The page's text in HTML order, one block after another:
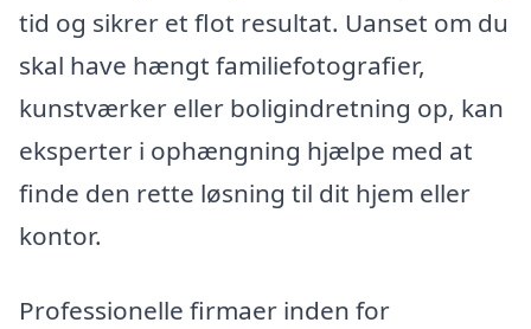
tid og sikrer et flot resultat. Uanset om du
skal have hængt familiefotografier,
kunstværker eller boligindretning op, kan
eksperter i ophængning hjælpe med at
finde den rette løsning til dit hjem eller
kontor.
Professionelle firmaer inden for